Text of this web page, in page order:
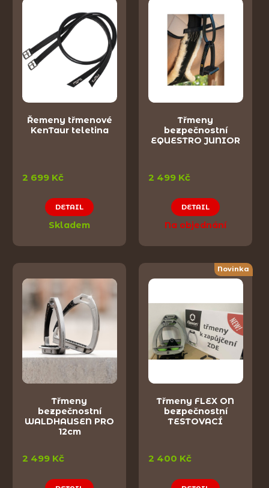
Řemeny třmenové
KenTaur teletina
2 699 Kč
DETAIL
Skladem
Třmeny
bezpečnostní
EQUESTRO JUNIOR
2 499 Kč
DETAIL
Na objednání
Třmeny
bezpečnostní
WALDHAUSEN PRO
12cm
2 499 Kč
Novinka
Třmeny FLEX ON
bezpečnostní
TESTOVACÍ
2 400 Kč